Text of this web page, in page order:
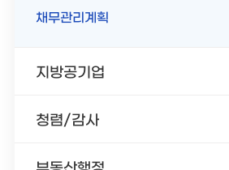
채무관리계획
지방공기업
청렴/감사
부동산행정